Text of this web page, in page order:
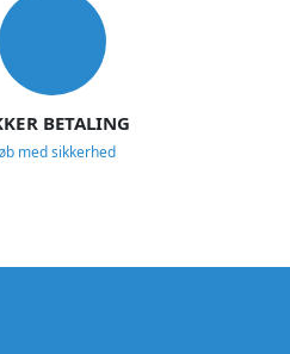
BETALING
med sikkerhed